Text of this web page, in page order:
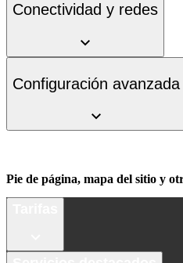
Conectividad y redes
Configuración avanzada
Pie de página, mapa del sitio y